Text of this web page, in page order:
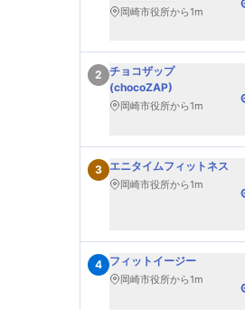
岡崎市役所から1m
2 チョコザップ
(chocoZAP)
岡崎市役所から1m
3 エニタイムフィットネス
岡崎市役所から1m
4 フィットイージー
岡崎市役所から1m